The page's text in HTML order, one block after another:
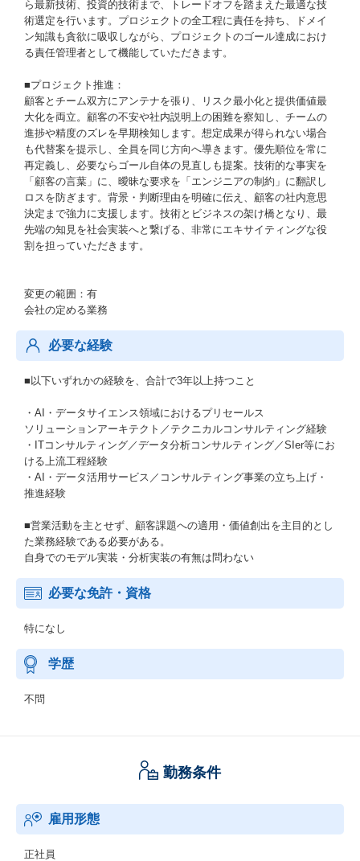
ら最新技術、投資的技術まで、トレードオフを踏まえた最適な技
術選定を行います。プロジェクトの全工程に責任を持ち、ドメイ
ン知識も貪欲に吸収しながら、プロジェクトのゴール達成におけ
る責任管理者として機能していただきます。
■プロジェクト推進：
顧客とチーム双方にアンテナを張り、リスク最小化と提供価値最
大化を両立。顧客の不安や社内説明上の困難を察知し、チームの
進捗や精度のズレを早期検知します。想定成果が得られない場合
も代替案を提示し、全員を同じ方向へ導きます。優先順位を常に
再定義し、必要ならゴール自体の見直しも提案。技術的な事実を
「顧客の言葉」に、曖昧な要求を「エンジニアの制約」に翻訳し
ロスを防ぎます。背景・判断理由を明確に伝え、顧客の社内意思
決定まで強力に支援します。技術とビジネスの架け橋となり、最
先端の知見を社会実装へと繋げる、非常にエキサイティングな役
割を担っていただきます。
変更の範囲：有
会社の定める業務
必要な経験
■以下いずれかの経験を、合計で3年以上持つこと
・AI・データサイエンス領域におけるプリセールス
ソリューションアーキテクト／テクニカルコンサルティング経験
・ITコンサルティング／データ分析コンサルティング／SIer等にお
ける上流工程経験
・AI・データ活用サービス／コンサルティング事業の立ち上げ・
推進経験
■営業活動を主とせず、顧客課題への適用・価値創出を主目的とし
た業務経験である必要がある。
自身でのモデル実装・分析実装の有無は問わない
必要な免許・資格
特になし
学歴
不問
勤務条件
雇用形態
正社員